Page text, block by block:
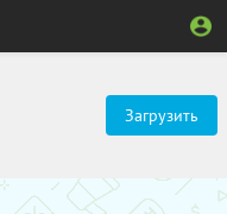
Загрузить